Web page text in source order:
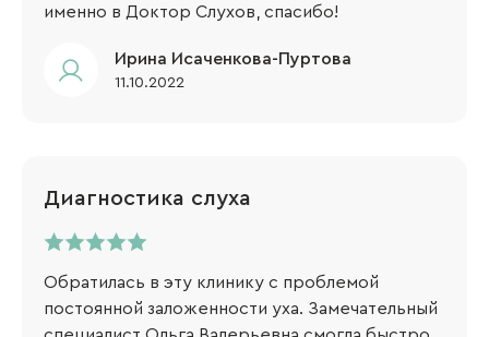
именно в Доктор Слухов, спасибо!
Ирина Исаченкова-Пуртова
11.10.2022
Диагностика слуха
Обратилась в эту клинику с проблемой
постоянной заложенности уха. Замечательный